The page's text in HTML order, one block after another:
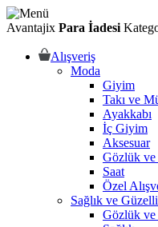
Avantajix Para İadesi
Alışveriş
Moda
Giyim
Takı ve
Ayakkabı
İç Giyim
Aksesuar
Gözlük ve
Saat
Özel
Sağlık ve
Gözlük ve